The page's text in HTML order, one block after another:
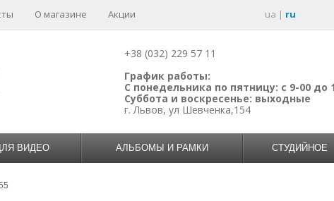
О магазине Акции ua | ru
+38 (032) 229 57 11
График работы:
С понедельника по пятницу: с 9-00 до
Суббота и воскресенье: выходные
г. Львов, ул Шевченка,154
ВИДЕО АЛЬБОМЫ И РАМКИ СТУДИЙНОЕ